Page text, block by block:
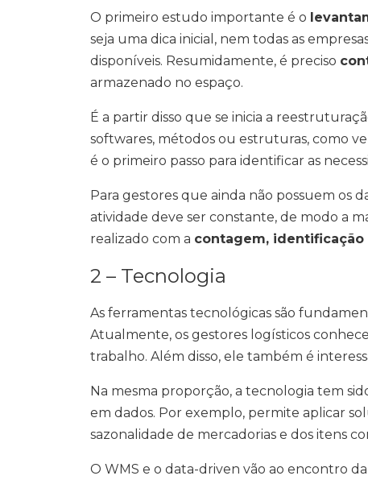
O primeiro estudo importante é o
seja uma dica inicial, nem todas as
disponíveis. Resumidamente, é preciso
armazenado no espaço.
É a partir disso que se inicia a
softwares, métodos ou estruturas, como
é o primeiro passo para identificar as
Para gestores que ainda não possuem os
atividade deve ser constante, de modo a
realizado com a contagem,
2 – Tecnologia
As ferramentas tecnológicas são
Atualmente, os gestores logísticos
trabalho. Além disso, ele também é
Na mesma proporção, a tecnologia tem
em dados. Por exemplo, permite aplicar
sazonalidade de mercadorias e dos itens
O WMS e o data-driven vão ao encontro da